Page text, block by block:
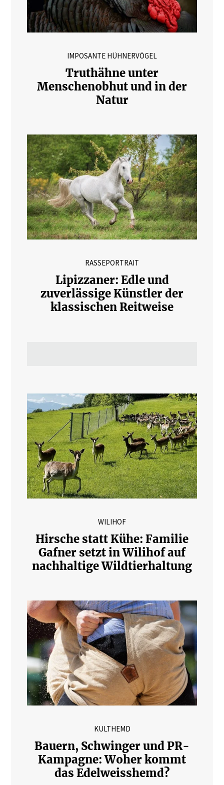
IMPOSANTE HÜHNERVÖGEL
Truthähne unter
Menschenobhut und in der
Natur
RASSEPORTRAIT
Lipizzaner: Edle und
zuverlässige Künstler der
klassischen Reitweise
WILIHOF
Hirsche statt Kühe: Familie
Gafner setzt in Wilihof auf
nachhaltige Wildtierhaltung
KULTHEMD
Bauern, Schwinger und PR-
Kampagne: Woher kommt
das Edelweisshemd?